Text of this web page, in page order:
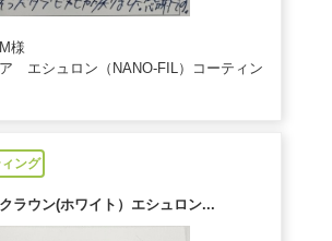
様
エシュロン（NANO-FIL）コーティン
ング
ラウン(ホワイト）エシュロン...